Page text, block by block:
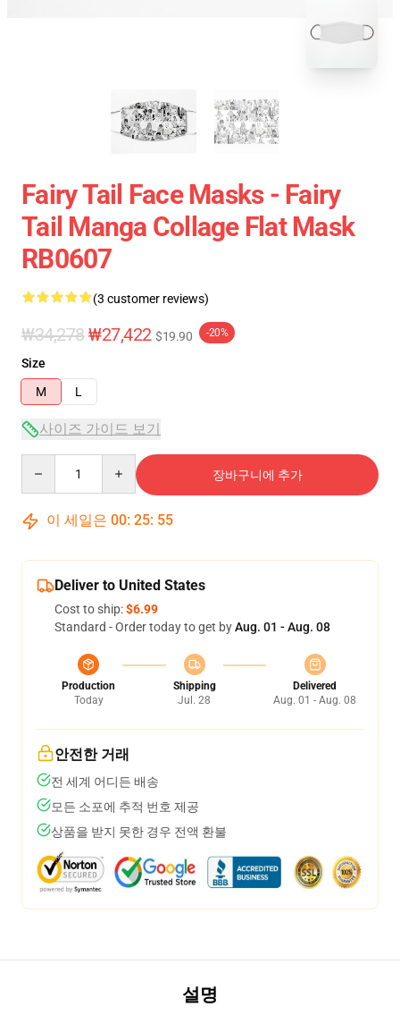
Fairy Tail Face Masks - Fairy
Tail Manga Collage Flat Mask
RB0607
(3 customer reviews)
₩34,278₩27,422 $19.90 -20%
Size
M
L
사이즈 가이드 보기
장바구니에 추가
이 세일은 00: 25: 54
Deliver to United States
Cost to ship:$6.99
Standard - Order today to get byAug. 01 - Aug. 08
Production
Today
Shipping
Jul. 28
Delivered
Aug. 01 - Aug. 08
안전한 거래
전 세계 어디든 배송
모든 소포에 추적 번호 제공
상품을 받지 못한 경우 전액 환불
설명